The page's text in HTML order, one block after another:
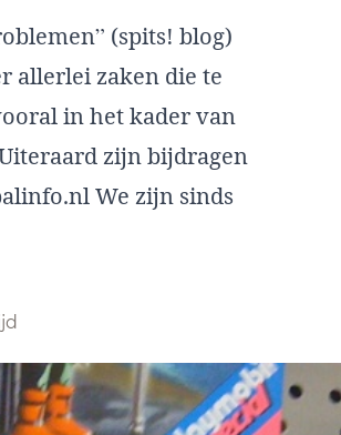
(spits! blog)
allerlei zaken die te
in het kader van
zijn bijdragen
We zijn sinds